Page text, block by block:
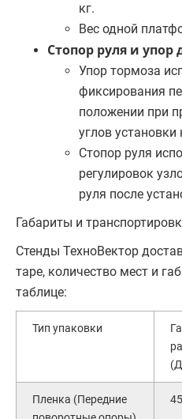
кг.
Вес одной
Стопор руля и упор
Упор тормоза
фиксирования
положении при
углов
Стопор руля
регулировок
руля после
Габариты и
Стенды ТехноВектор
таре, количество мест и
таблице:
Тип упаковки
Пленка (Передние